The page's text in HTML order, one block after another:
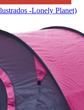
-Lonely Planet)